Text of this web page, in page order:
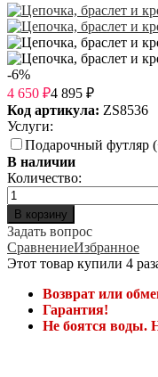
-6%
4 650 ₽4 895 ₽
Код артикула: ZS8536
Услуги:
Подарочный футляр
В наличии
Количество:
В корзину
Задать вопрос
СравнениеИзбранное
Этот товар купили 4
Возврат или
Гарантия!
Не боятся воды.